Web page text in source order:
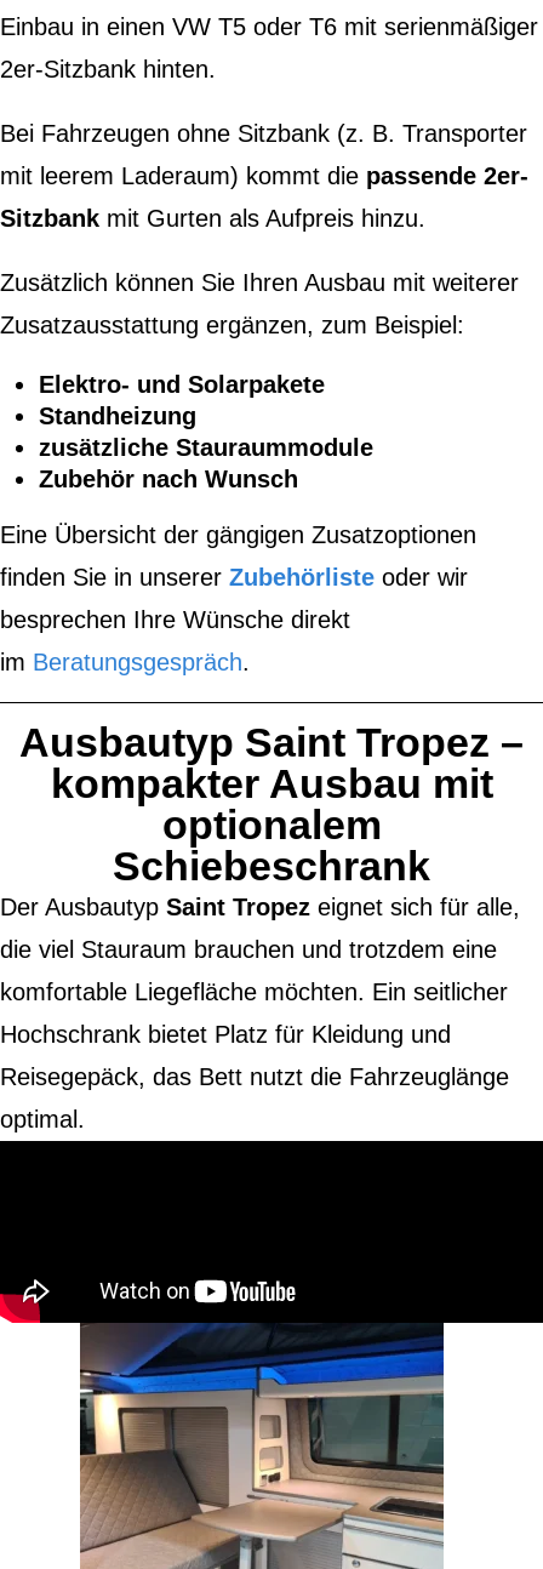
Einbau in einen VW T5 oder T6 mit serienmäßiger
2er-Sitzbank hinten.
Bei Fahrzeugen ohne Sitzbank (z. B. Transporter
mit leerem Laderaum) kommt die passende 2er-
Sitzbank mit Gurten als Aufpreis hinzu.
Zusätzlich können Sie Ihren Ausbau mit weiterer
Zusatzausstattung ergänzen, zum Beispiel:
Elektro- und Solarpakete
Standheizung
zusätzliche Stauraummodule
Zubehör nach Wunsch
Eine Übersicht der gängigen Zusatzoptionen
finden Sie in unserer Zubehörliste oder wir
besprechen Ihre Wünsche direkt
im Beratungsgespräch.
Ausbautyp Saint Tropez –
kompakter Ausbau mit
optionalem
Schiebeschrank
Der Ausbautyp Saint Tropez eignet sich für alle,
die viel Stauraum brauchen und trotzdem eine
komfortable Liegefläche möchten. Ein seitlicher
Hochschrank bietet Platz für Kleidung und
Reisegepäck, das Bett nutzt die Fahrzeuglänge
optimal.